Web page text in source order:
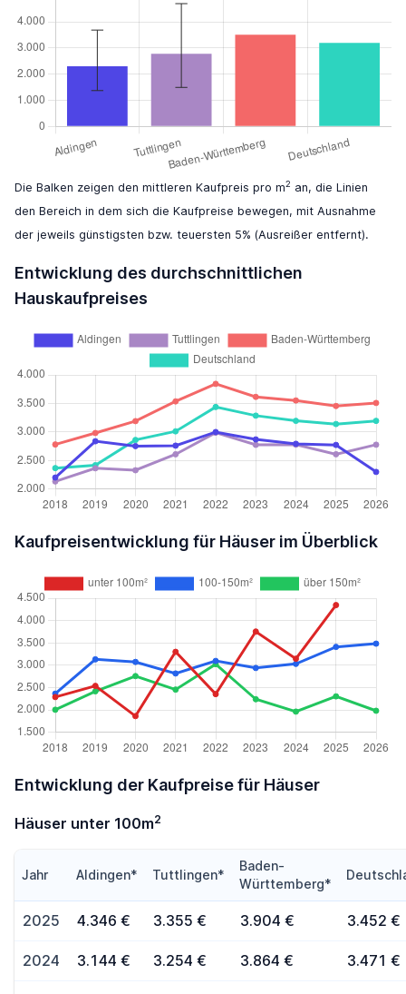
Die Balken zeigen den mittleren Kaufpreis pro m2 an, die Linien
den Bereich in dem sich die Kaufpreise bewegen, mit Ausnahme
der jeweils günstigsten bzw. teuersten 5% (Ausreißer entfernt).
Entwicklung des durchschnittlichen
Hauskaufpreises
Kaufpreisentwicklung für Häuser im Überblick
Entwicklung der Kaufpreise für Häuser
Häuser unter 100m2
Jahr Aldingen* Tuttlingen*
Baden-
Württemberg*
2025 4.346 € 3.355 € 3.904 € 3.452 €
2024 3.144 € 3.254 € 3.864 € 3.471 €